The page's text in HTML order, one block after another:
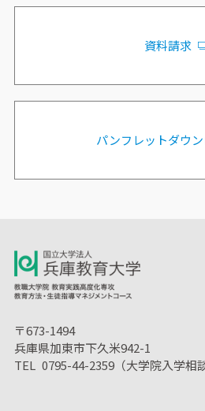
資料請求
パンフレットダウ
〒673-1494
兵庫県加東市下久米942-1
TEL 0795-44-2359（大学院入学相